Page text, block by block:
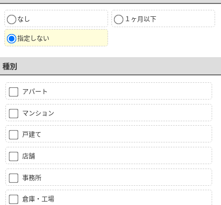
なし １ヶ月以下
指定しない
種別
アパート
マンション
戸建て
店舗
事務所
倉庫・工場